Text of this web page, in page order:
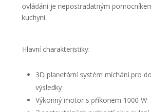
ovládání je nepostradatným
kuchyni.
Hlavní charakteristiky:
3D planetární systém míchání pro
výsledky
Výkonný motor s příkonem 1000 W